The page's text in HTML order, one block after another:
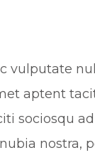
vulputate
aptent
sociosqu
nostra,